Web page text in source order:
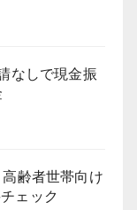
なしで現金振
高齢者世帯向け
ェック